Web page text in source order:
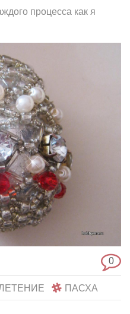
процесса как я
0
ПАСХА